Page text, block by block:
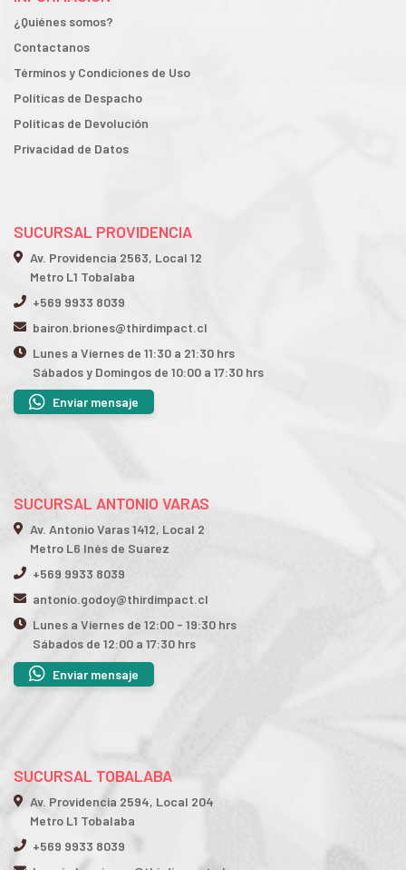
¿Quiénes somos?
Contactanos
Términos y Condiciones de Uso
Políticas de Despacho
Políticas de Devolución
Privacidad de Datos
SUCURSAL PROVIDENCIA
Av. Providencia 2563, Local 12
Metro L1 Tobalaba
+569 9933 8039
bairon.briones@thirdimpact.cl
Lunes a Viernes de 11:30 a 21:30 hrs
Sábados y Domingos de 10:00 a 17:30 hrs
Enviar mensaje
SUCURSAL ANTONIO VARAS
Av. Antonio Varas 1412, Local 2
Metro L6 Inés de Suarez
+569 9933 8039
antonio.godoy@thirdimpact.cl
Lunes a Viernes de 12:00 - 19:30 hrs
Sábados de 12:00 a 17:30 hrs
Enviar mensaje
SUCURSAL TOBALABA
Av. Providencia 2594, Local 204
Metro L1 Tobalaba
+569 9933 8039